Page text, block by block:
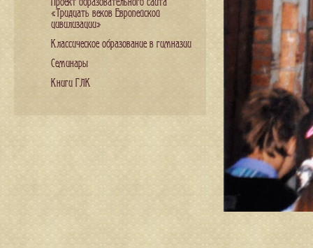
Проект образовательного сайта
«Тридцать веков Европейской
цивилизации»
Классическое образование в гимназии
Семинары
Книги ГЛК